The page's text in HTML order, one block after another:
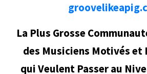
La Plus Grosse
des Musiciens Motivés
qui Veulent Passer au